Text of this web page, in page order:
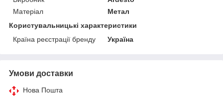
Матеріал
Метал
Користувальницькі характеристики
Країна реєстрації бренду
Україна
Умови доставки
Нова Пошта